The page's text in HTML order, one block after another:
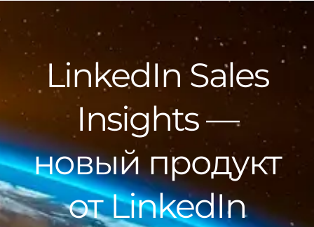
LinkedIn Sales
Insights —
новый продукт
от LinkedIn